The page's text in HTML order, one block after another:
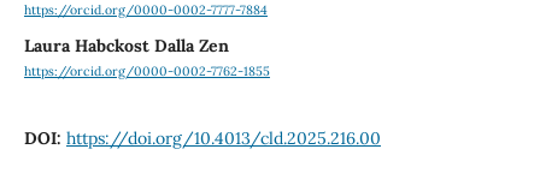
https://orcid.org/0000-0002-7777-7884
Laura Habckost Dalla Zen
https://orcid.org/0000-0002-7762-1855
DOI: https://doi.org/10.4013/cld.2025.216.00